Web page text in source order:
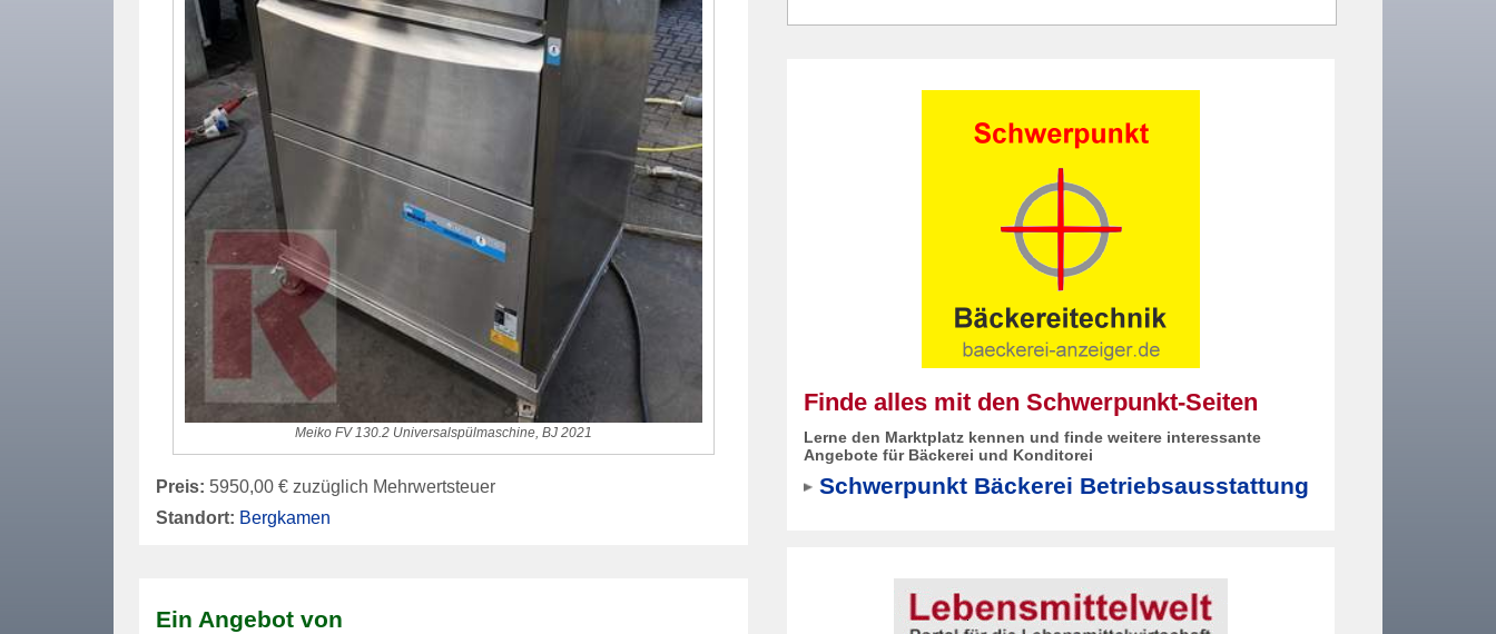
Meiko FV 130.2 Universalspülmaschine, BJ 2021
Preis: 5950,00 € zuzüglich Mehrwertsteuer
Standort: Bergkamen
Ein Angebot von
Finde alles mit den Schwerpunkt-Seiten
Lerne den Marktplatz kennen und finde weitere interessante
Angebote für Bäckerei und Konditorei
Schwerpunkt Bäckerei Betriebsausstattung